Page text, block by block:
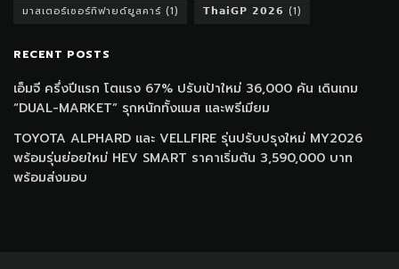
มาสเตอร์เซอร์ทิฟายด์ยูสคาร์ (1) 𝗧𝗵𝗮𝗶𝗚𝗣 𝟮𝟬𝟮𝟲 (1)
RECENT POSTS
เอ็มจี ครึ่งปีแรก โตแรง 67% ปรับเป้าใหม่ 36,000 คัน เดินเกม
“DUAL-MARKET” รุกหนักทั้งแมส และพรีเมียม
TOYOTA ALPHARD และ VELLFIRE รุ่นปรับปรุงใหม่ MY2026
พร้อมรุ่นย่อยใหม่ HEV SMART ราคาเริ่มต้น 3,590,000 บาท
พร้อมส่งมอบ